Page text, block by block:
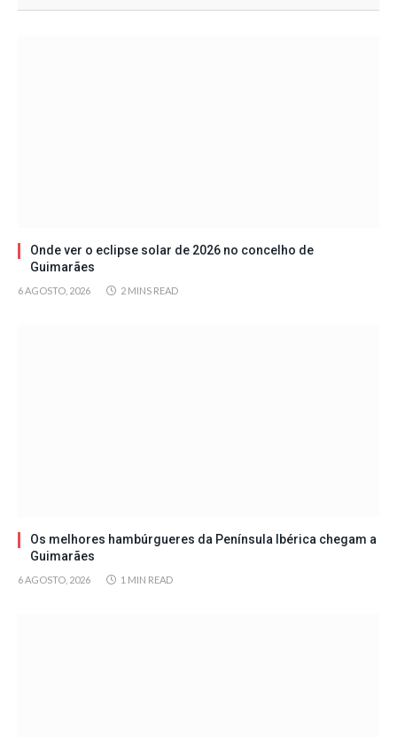
Onde ver o eclipse solar de 2026 no concelho de
Guimarães
6 AGOSTO, 2026 2 MINS READ
Os melhores hambúrgueres da Península Ibérica chegam a
Guimarães
6 AGOSTO, 2026 1 MIN READ